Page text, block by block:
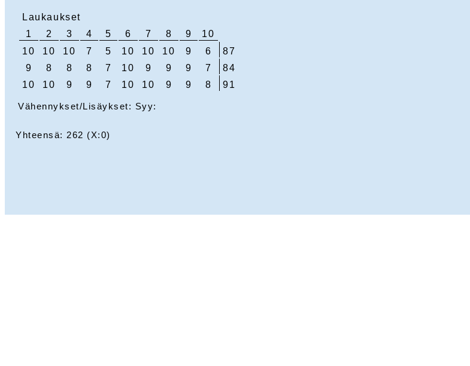
Laukaukset
1
2 3 4 5 6 7 8 9
10
10
10 10 7 5 10 10 10 9 6
87
9
8 8 8 7 10 9 9 9 7
84
10
10 9 9 7 10 10 9 9 8 91
Vähennykset/Lisäykset: Syy:
Yhteensä: 262 (X:0)